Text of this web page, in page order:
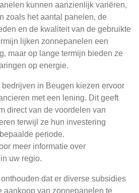
kunnen aanzienlijk variëren,
zoals het aantal panelen, de
en de kwaliteit van de gebruikte
lijken zonnepanelen een
maar op lange termijn bieden ze
op energie.
in Beugen kiezen ervoor
met een lening. Dit geeft
direct van de voordelen van
terwijl ze hun investering
periode.
meer informatie over
uw regio.
dat er diverse subsidies
aankoop van zonnepanelen te